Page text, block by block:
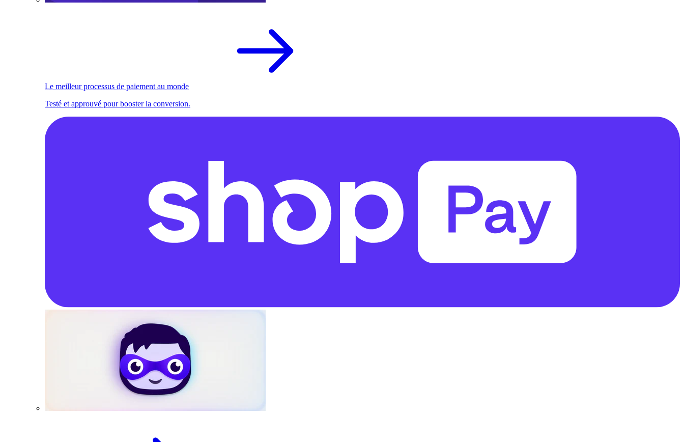
Le meilleur processus de paiement au monde
Testé et approuvé pour booster la conversion.